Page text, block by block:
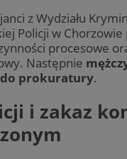
z Wydziału
Policji w
procesowe
Następnie
prokuratury.
i zakaz